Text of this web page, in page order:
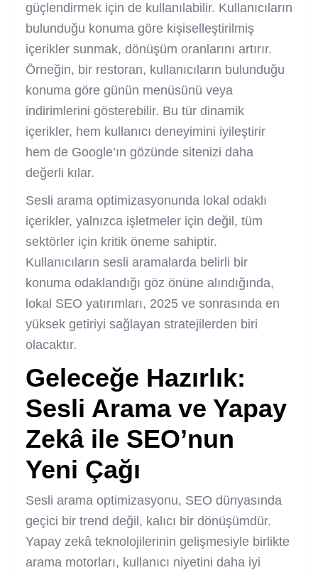
güçlendirmek için de kullanılabilir. Kullanıcıların
bulunduğu konuma göre kişiselleştirilmiş
içerikler sunmak, dönüşüm oranlarını artırır.
Örneğin, bir restoran, kullanıcıların bulunduğu
konuma göre günün menüsünü veya
indirimlerini gösterebilir. Bu tür dinamik
içerikler, hem kullanıcı deneyimini iyileştirir
hem de Google’ın gözünde sitenizi daha
değerli kılar.
Sesli arama optimizasyonunda lokal odaklı
içerikler, yalnızca işletmeler için değil, tüm
sektörler için kritik öneme sahiptir.
Kullanıcıların sesli aramalarda belirli bir
konuma odaklandığı göz önüne alındığında,
lokal SEO yatırımları, 2025 ve sonrasında en
yüksek getiriyi sağlayan stratejilerden biri
olacaktır.
Geleceğe Hazırlık:
Sesli Arama ve Yapay
Zekâ ile SEO’nun
Yeni Çağı
Sesli arama optimizasyonu, SEO dünyasında
geçici bir trend değil, kalıcı bir dönüşümdür.
Yapay zekâ teknolojilerinin gelişmesiyle birlikte
arama motorları, kullanıcı niyetini daha iyi